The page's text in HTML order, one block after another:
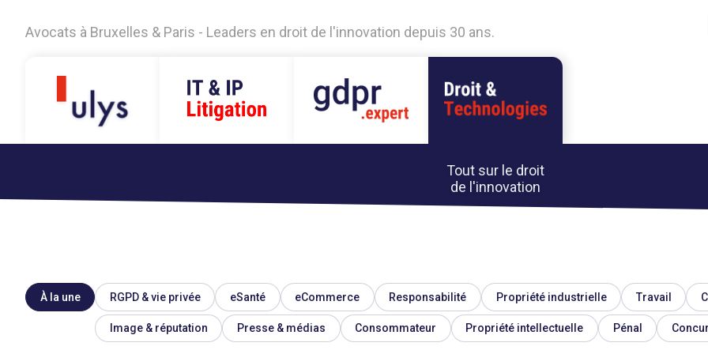
Avocats à Bruxelles & Paris - Leaders en droit de l'innovation depuis 30 ans.
Tout sur le droit
de l'innovation
À la une RGPD & vie privée eSanté eCommerce Responsabilité Propriété industrielle Travail
Image & réputation Presse & médias Consommateur Propriété intellectuelle Pénal